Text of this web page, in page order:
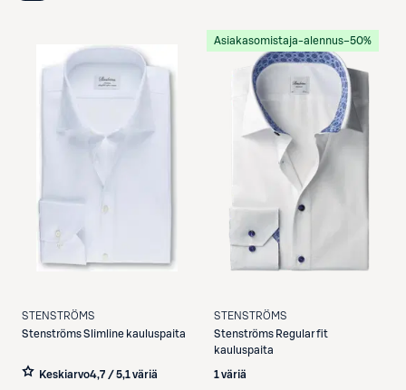
STENSTRÖMS
StenströmsSlimline kauluspaita
Keskiarvo4,7 / 5,1 väriä
Asiakasomistaja-alennus−50%
STENSTRÖMS
Stenströms Regular fit
kauluspaita
1 väriä